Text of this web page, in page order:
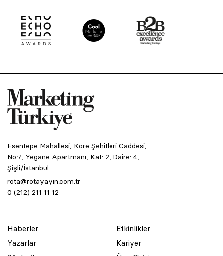
Esentepe Mahallesi, Kore Şehitleri Caddesi,
No:7, Yegane Apartmanı, Kat: 2, Daire: 4,
Şişli/İstanbul
rota@rotayayin.com.tr
0 (212) 211 11 12
Haberler
Yazarlar
Etkinlikler
Kariyer